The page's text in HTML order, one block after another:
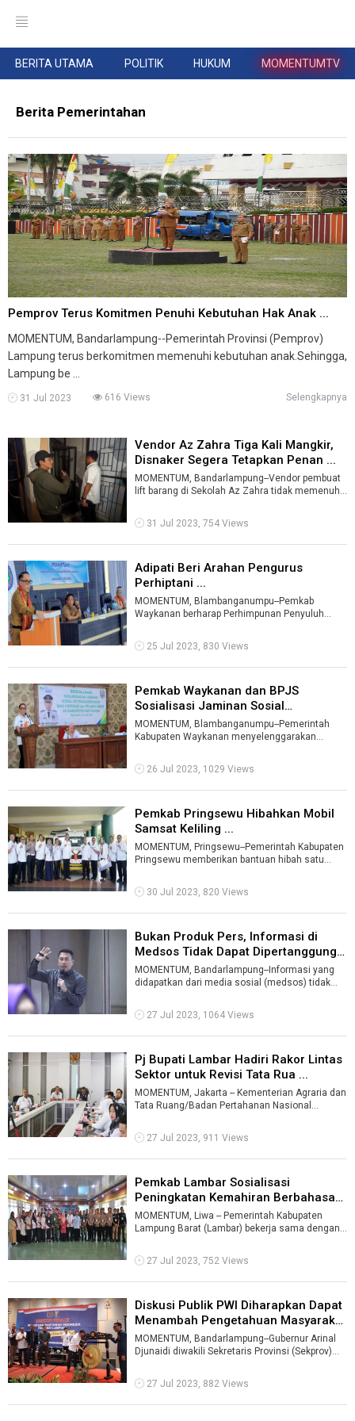
BERITA UTAMA POLITIK HUKUM MOMENTUMTV
Berita Pemerintahan
Pemprov Terus Komitmen Penuhi Kebutuhan Hak Anak ...
MOMENTUM, Bandarlampung--Pemerintah Provinsi (Pemprov)
Lampung terus berkomitmen memenuhi kebutuhan anak.Sehingga,
Lampung be ...
31 Jul 2023 616 Views Selengkapnya
Vendor Az Zahra Tiga Kali Mangkir,
Disnaker Segera Tetapkan Penan ...
MOMENTUM, Bandarlampung--Vendor pembuat
lift barang di Sekolah Az Zahra tidak memenuhi
31 Jul 2023, 754 Views
Adipati Beri Arahan Pengurus
Perhiptani ...
MOMENTUM, Blambanganumpu--Pemkab
Waykanan berharap Perhimpunan Penyuluh
25 Jul 2023, 830 Views
Pemkab Waykanan dan BPJS
Sosialisasi Jaminan Sosial
Ketenagakerja ...
MOMENTUM, Blambanganumpu--Pemerintah
Kabupaten Waykanan menyelenggarakan
Ketenagakerj ...
26 Jul 2023, 1029 Views
Pemkab Pringsewu Hibahkan Mobil
Samsat Keliling ...
MOMENTUM, Pringsewu--Pemerintah Kabupaten
Pringsewu memberikan bantuan hibah satu
30 Jul 2023, 820 Views
Bukan Produk Pers, Informasi di
Medsos Tidak Dapat Dipertanggungj
...
MOMENTUM, Bandarlampung--Informasi yang
didapatkan dari media sosial (medsos) tidak
27 Jul 2023, 1064 Views
Pj Bupati Lambar Hadiri Rakor Lintas
Sektor untuk Revisi Tata Rua ...
MOMENTUM, Jakarta -- Kementerian Agraria dan
Tata Ruang/Badan Pertahanan Nasional
...
27 Jul 2023, 911 Views
Pemkab Lambar Sosialisasi
Peningkatan Kemahiran Berbahasa
Indones ...
MOMENTUM, Liwa -- Pemerintah Kabupaten
Lampung Barat (Lambar) bekerja sama dengan
...
27 Jul 2023, 752 Views
Diskusi Publik PWI Diharapkan Dapat
Menambah Pengetahuan Masyarak
...
MOMENTUM, Bandarlampung--Gubernur Arinal
Djunaidi diwakili Sekretaris Provinsi (Sekprov)
27 Jul 2023, 882 Views